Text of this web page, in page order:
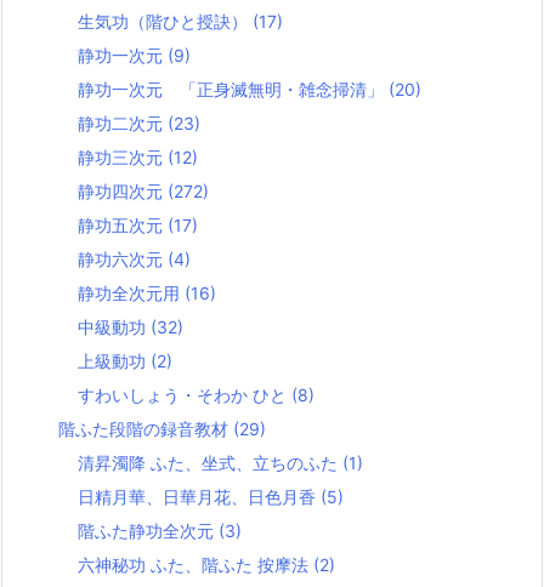
生気功（階ひと授訣） (17)
静功一次元 (9)
静功一次元 「正身滅無明・雑念掃清」 (20)
静功二次元 (23)
静功三次元 (12)
静功四次元 (272)
静功五次元 (17)
静功六次元 (4)
静功全次元用 (16)
中級動功 (32)
上級動功 (2)
すわいしょう・そわか ひと (8)
階ふた段階の録音教材 (29)
清昇濁降 ふた、坐式、立ちのふた (1)
日精月華、日華月花、日色月香 (5)
階ふた静功全次元 (3)
六神秘功 ふた、階ふた 按摩法 (2)